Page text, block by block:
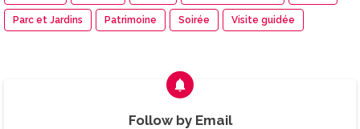
Parc et Jardins Patrimoine Soirée Visite guidée
Follow by Email